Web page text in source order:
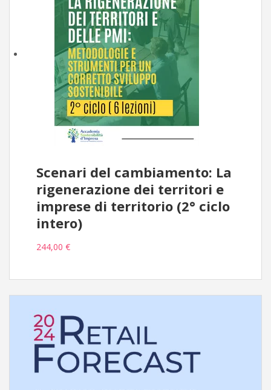
Scenari del cambiamento: La
rigenerazione dei territori e
imprese di territorio (2° ciclo
intero)
244,00 €